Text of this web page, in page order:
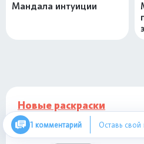
Мандала интуиции
Новые раскраски
Раскраски Айфон
1 комментарий Оставь